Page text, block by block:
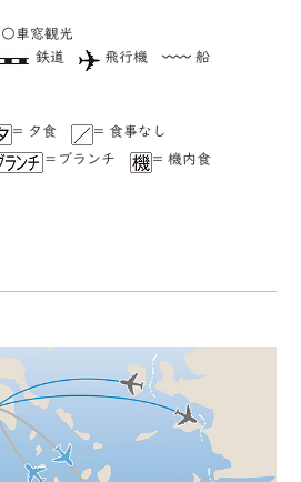
車窓観光
鉄道 ⾶⾏機 〰〰 船
= ⼣食
= ⾷事なし
＝ブランチ
= 機内食